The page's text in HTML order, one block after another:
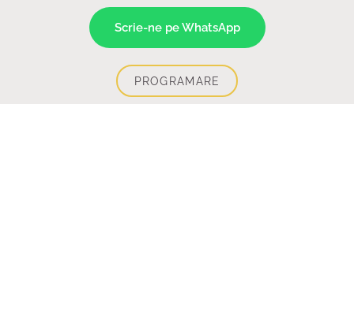
Scrie-ne pe WhatsApp
PROGRAMARE